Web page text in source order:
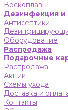
Воскоплавы
Дезинфекция и
Антисептики
Оборудование
Распродажа
Подарочные
Распродажа
Акции
Схемы ухода
Доставка и
Контакты